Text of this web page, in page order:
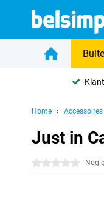
Home Accessoires
Just in
0 sterren Nog